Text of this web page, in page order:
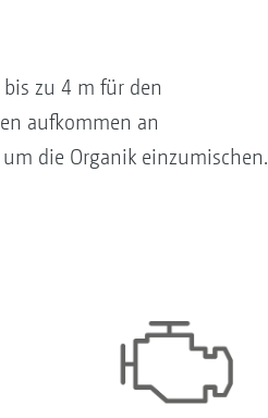
zu 4 m für den
aufkommen an
die Organik einzumischen.